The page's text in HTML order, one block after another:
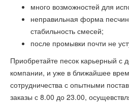
много возможностей для
неправильная форма
стабильность смесей;
после промывки почти не
Приобретайте песок карьерный с
компании, и уже в ближайшее
сотрудничества с опытными
заказы с 8.00 до 23.00,